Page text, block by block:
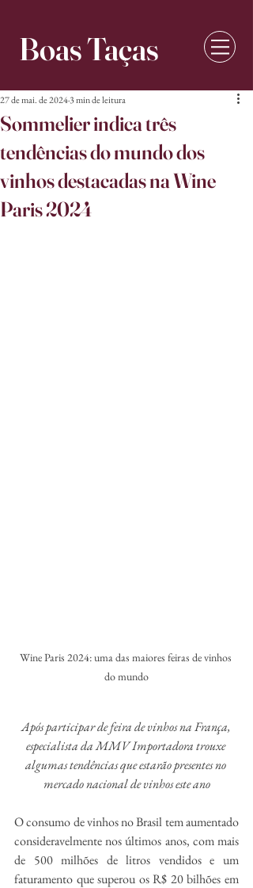
Boas Taças
Sommelier indica três
tendências do mundo dos
vinhos destacadas na Wine
Paris 2024
27 de mai. de 20243 min de leitura
Wine Paris 2024: uma das maiores feiras de vinhos
do mundo
Após participar de feira de vinhos na França,
especialista da MMV Importadora trouxe
algumas tendências que estarão presentes no
mercado nacional de vinhos este ano
O consumo de vinhos no Brasil tem aumentado
consideravelmente nos últimos anos, com mais
de 500 milhões de litros vendidos e um
faturamento que superou os R$ 20 bilhões em